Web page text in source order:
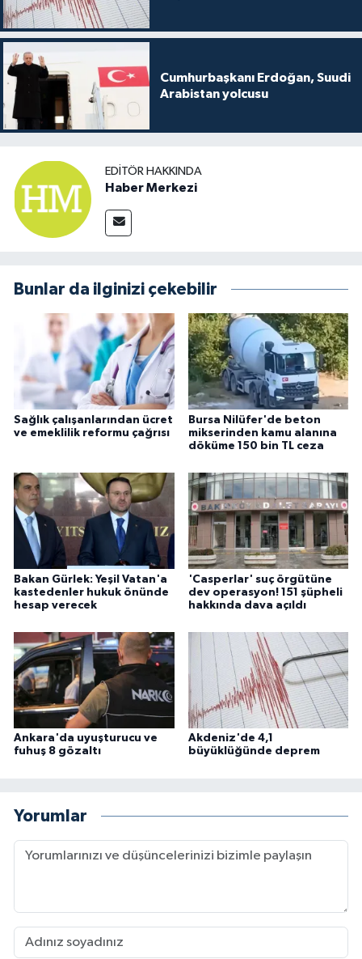
Cumhurbaşkanı Erdoğan, Suudi
Arabistan yolcusu
EDITÖR HAKKINDA
Haber Merkezi
Bunlar da ilginizi çekebilir
Sağlık çalışanlarından ücret
ve emeklilik reformu çağrısı
Bursa Nilüfer'de beton
mikserinden kamu alanına
döküme 150 bin TL ceza
Bakan Gürlek: Yeşil Vatan'a
kastedenler hukuk önünde
hesap verecek
'Casperlar' suç örgütüne
dev operasyon! 151 şüpheli
hakkında dava açıldı
Ankara'da uyuşturucu ve
fuhuş 8 gözaltı
Akdeniz'de 4,1
büyüklüğünde deprem
Yorumlar